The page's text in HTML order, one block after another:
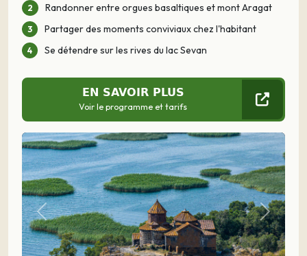
Randonner entre orgues basaltiques et mont Aragat
Partager des moments conviviaux chez l'habitant
Se détendre sur les rives du lac Sevan
EN SAVOIR PLUS
Voir le programme et tarifs
Précédent Suivant